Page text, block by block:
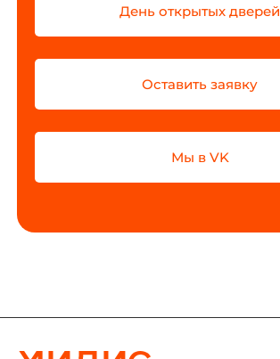
День открытых дверей
Оставить заявку
Мы в VK